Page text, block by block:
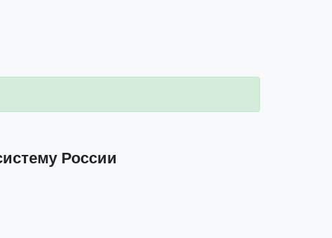
России